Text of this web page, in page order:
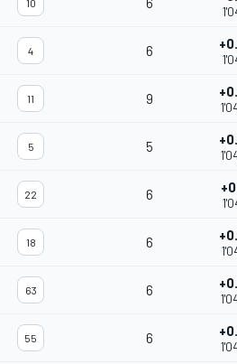
10
4 6
11 9
5 5
22 6
18 6
63 6
55 6